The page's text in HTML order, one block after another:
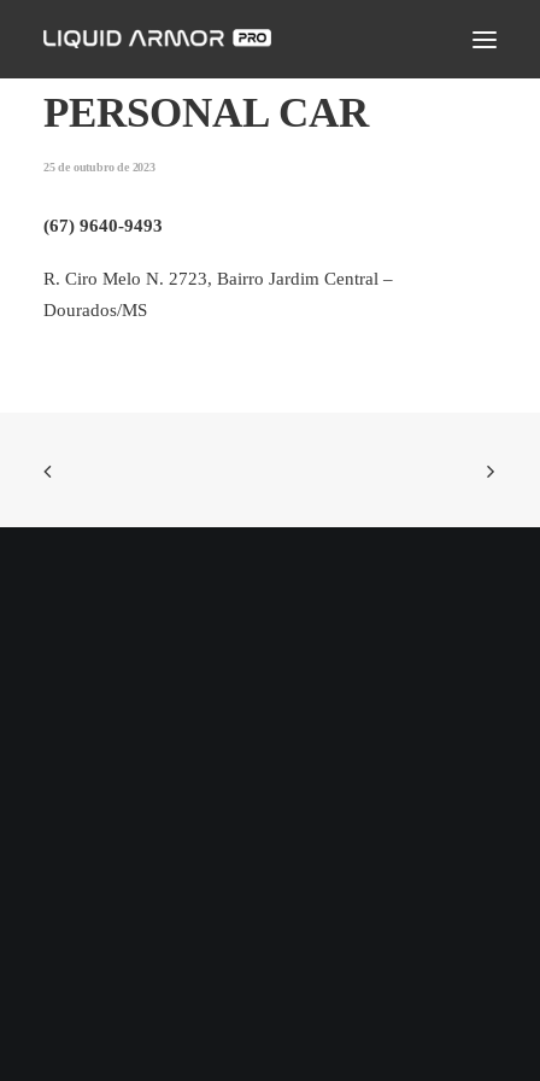
LIQUID ARMOR PRO
MODO DE APLICAÇÃO
PERGUNTAS FREQUENTES
PERSONAL CAR
25 de outubro de 2023
(67) 9640-9493
R. Ciro Melo N. 2723, Bairro Jardim Central –
Dourados/MS